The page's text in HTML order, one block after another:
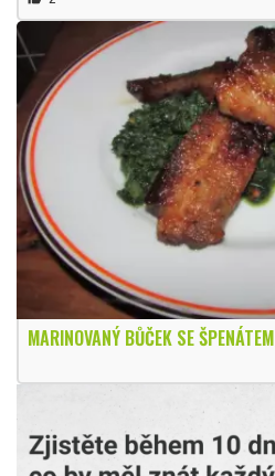
MARINOVANÝ BŮČEK SE ŠPENÁTEM